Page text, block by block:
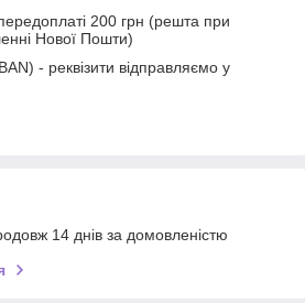
200 грн (решта при
Нової Пошти)
- реквізити відправляємо у
14 днів за домовленістю